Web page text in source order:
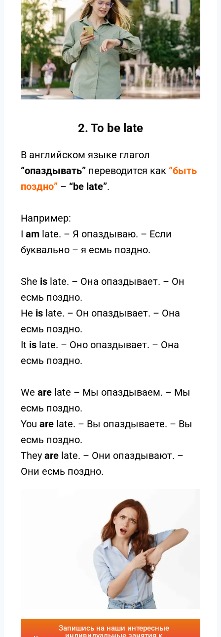
2. To be late
В английском языке глагол
“опаздывать” переводится как “быть
поздно” – “be late”.
Например:
I am late. – Я опаздываю. – Если
буквально – я есмь поздно.
She is late. – Она опаздывает. – Он
есмь поздно.
He is late. – Он опаздывает. – Она
есмь поздно.
It is late. – Оно опаздывает. – Она
есмь поздно.
We are late – Мы опаздываем. – Мы
есмь поздно.
You are late. – Вы опаздываете. – Вы
есмь поздно.
They are late. – Они опаздывают. –
Они есмь поздно.
Запишись на наши интересные